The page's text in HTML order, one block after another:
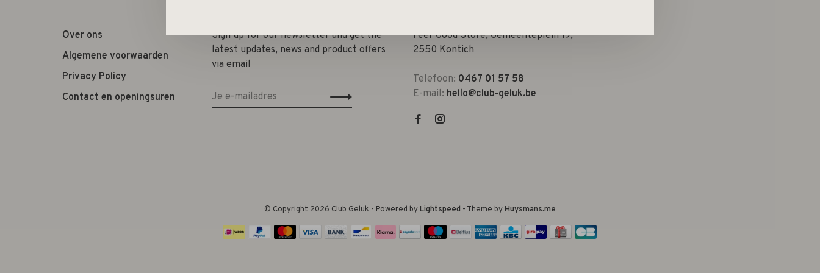
Over ons
Algemene voorwaarden
Privacy Policy
Contact en openingsuren
Sign up for our newsletter and get the
latest updates, news and product offers
via email
Feel-Good Store, Gemeenteplein 19,
2550 Kontich
Telefoon: 0467 01 57 58
E-mail: hello@club-geluk.be
© Copyright 2026 Club Geluk - Powered byLightspeed - Theme byHuysmans.me